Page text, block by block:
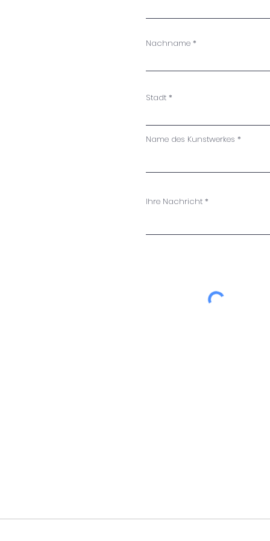
Nachname
Stadt
Name des Kunstwerkes
Ihre Nachricht